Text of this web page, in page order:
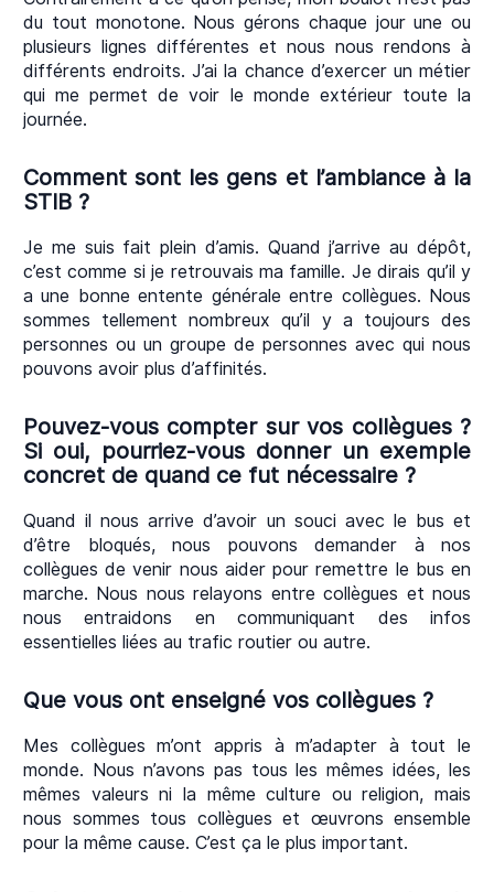
du tout monotone. Nous gérons chaque jour une ou
plusieurs lignes différentes et nous nous rendons à
différents endroits. J’ai la chance d’exercer un métier
qui me permet de voir le monde extérieur toute la
journée.
Comment sont les gens et l’ambiance à la
STIB ?
Je me suis fait plein d’amis. Quand j’arrive au dépôt,
c’est comme si je retrouvais ma famille. Je dirais qu’il y
a une bonne entente générale entre collègues. Nous
sommes tellement nombreux qu’il y a toujours des
personnes ou un groupe de personnes avec qui nous
pouvons avoir plus d’affinités.
Pouvez-vous compter sur vos collègues ?
Si oui, pourriez-vous donner un exemple
concret de quand ce fut nécessaire ?
Quand il nous arrive d’avoir un souci avec le bus et
d’être bloqués, nous pouvons demander à nos
collègues de venir nous aider pour remettre le bus en
marche. Nous nous relayons entre collègues et nous
nous entraidons en communiquant des infos
essentielles liées au trafic routier ou autre.
Que vous ont enseigné vos collègues ?
Mes collègues m’ont appris à m’adapter à tout le
monde. Nous n’avons pas tous les mêmes idées, les
mêmes valeurs ni la même culture ou religion, mais
nous sommes tous collègues et œuvrons ensemble
pour la même cause. C’est ça le plus important.